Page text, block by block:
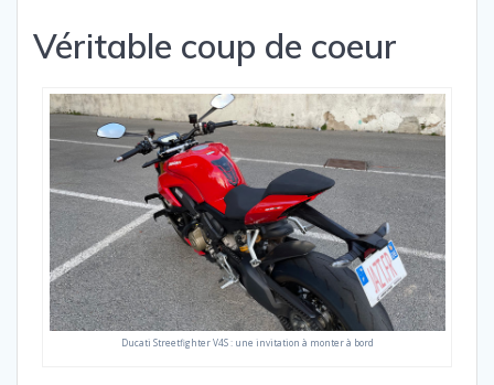
Véritable coup de coeur
Ducati Streetfighter V4S : une invitation à monter à bord